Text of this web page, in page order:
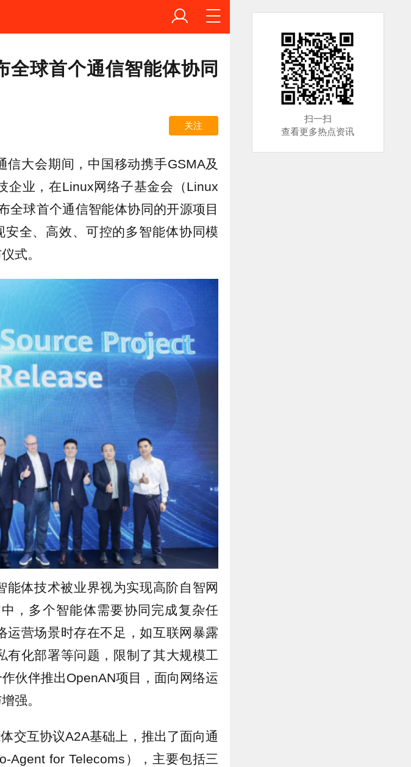
全球首个通信智能体协同
关注
大会期间，中国移动携手GSMA及
企业，在Linux网络子基金会（Linux
全球首个通信智能体协同的开源项目
全、高效、可控的多智能体协同模
式。
能体技术被业界视为实现高阶自智网
，多个智能体需要协同完成复杂任
运营场景时存在不足，如互联网暴露
有化部署等问题，限制了其大规模工
伙伴推出OpenAN项目，面向网络运
强。
交互协议A2A基础上，推出了面向通
Agent for Telecoms），主要包括三
扫一扫
查看更多热点资讯